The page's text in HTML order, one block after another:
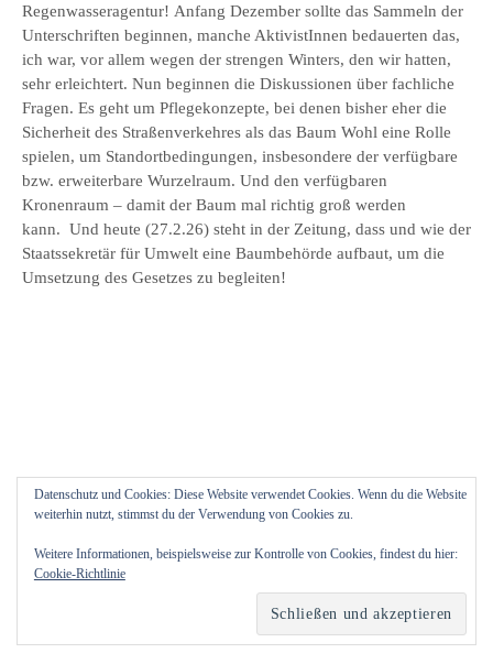
Regenwasseragentur! Anfang Dezember sollte das Sammeln der
Unterschriften beginnen, manche AktivistInnen bedauerten das,
ich war, vor allem wegen der strengen Winters, den wir hatten,
sehr erleichtert. Nun beginnen die Diskussionen über fachliche
Fragen. Es geht um Pflegekonzepte, bei denen bisher eher die
Sicherheit des Straßenverkehres als das Baum Wohl eine Rolle
spielen, um Standortbedingungen, insbesondere der verfügbare
bzw. erweiterbare Wurzelraum. Und den verfügbaren
Kronenraum – damit der Baum mal richtig groß werden
kann. Und heute (27.2.26) steht in der Zeitung, dass und wie der
Staatssekretär für Umwelt eine Baumbehörde aufbaut, um die
Umsetzung des Gesetzes zu begleiten!
Graphyvon Themegraphy
Datenschutz und Cookies: Diese Website verwendet Cookies. Wenn du die Website
weiterhin nutzt, stimmst du der Verwendung von Cookies zu.
Weitere Informationen, beispielsweise zur Kontrolle von Cookies, findest du hier:
Cookie-Richtlinie